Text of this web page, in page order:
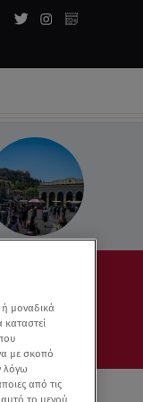
μοναδικά
με σκοπό
λόγω
από τις
αυτό το μενού